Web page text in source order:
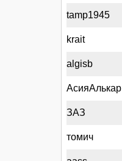
tamp1945
krait
algisb
АсияАлькар
ЗАЗ
томич